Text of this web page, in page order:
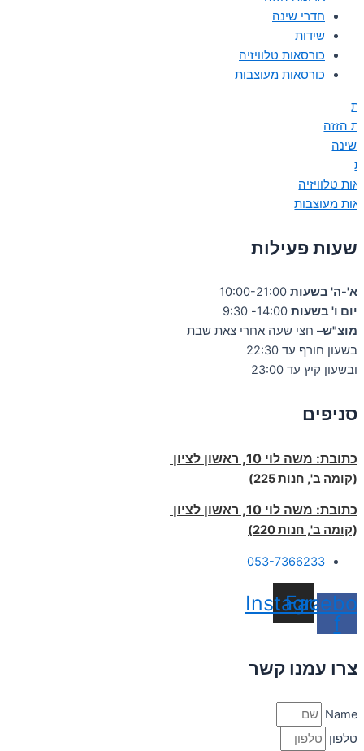
חדרי שינה
שידות
כורסאות טלוויזיה
כורסאות מעוצבות
הזזה
שינה
טלוויזיה
מעוצבות
שעות פעילות
א'-ה' בשעות
יום ו' בשעות
מוצ"ש– חצי שעה אחרי צאת שבת
בשעון חורף עד 22:30
ובשעון קיץ עד 23:00
סניפים
כתובת: משה לוי 10, ראשון לציון
(קומה ב', חנות 225)
כתובת: משה לוי 10, ראשון לציון
(קומה ב', חנות 220)
053-7366233
f
Instagram
צרו עמנו קשר
Name
טלפון